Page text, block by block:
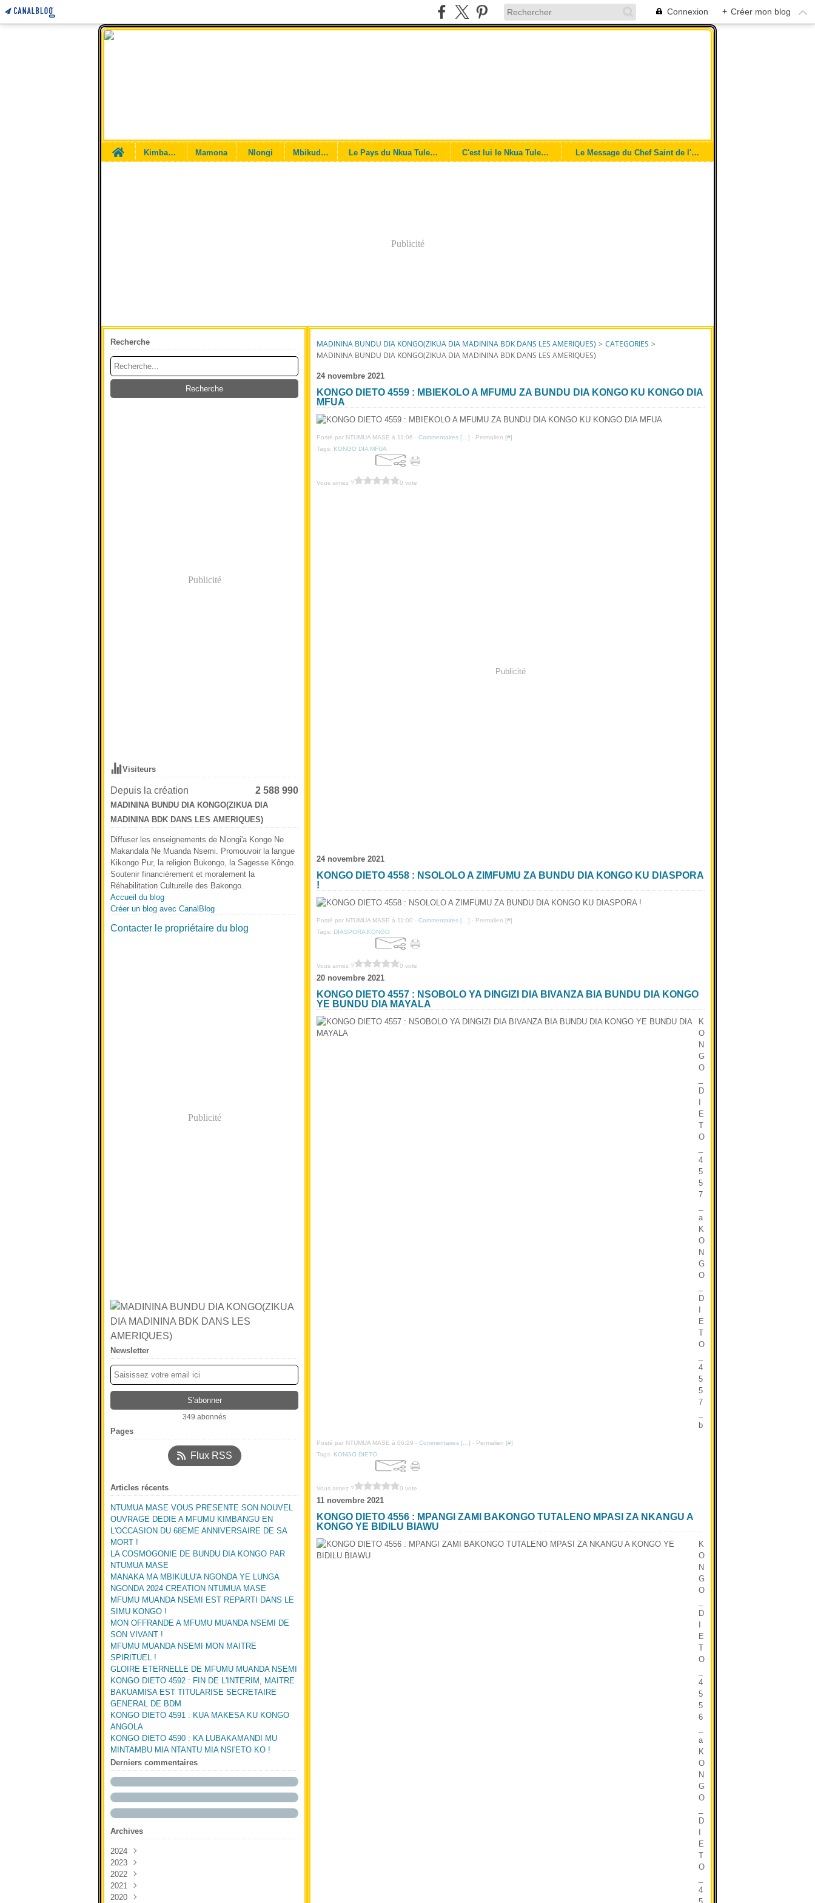
Connexion + Créer mon blog
Home
Kimbangu Mamona Nlongi Mbikudulu Le Pays du Nkua Tulendo ! C'est lui le Nkua Tulendo ! Le Message du Chef Saint de l'Afrique Centrale
Publicité
Recherche
Publicité
Visiteurs
Depuis la création 2 588 990
MADININA BUNDU DIA KONGO(ZIKUA DIA
MADININA BDK DANS LES AMERIQUES)
Diffuser les enseignements de Nlongi'a Kongo Ne
Makandala Ne Muanda Nsemi. Promouvoir la langue
Kikongo Pur, la religion Bukongo, la Sagesse Kôngo.
Soutenir financièrement et moralement la
Réhabilitation Culturelle des Bakongo.
Accueil du blog
Créer un blog avec CanalBlog
Contacter le propriétaire du blog
Publicité
Newsletter
349 abonnés
Pages
Flux RSS
Articles récents
NTUMUA MASE VOUS PRESENTE SON NOUVEL
OUVRAGE DEDIE A MFUMU KIMBANGU EN
L'OCCASION DU 68EME ANNIVERSAIRE DE SA
MORT !
LA COSMOGONIE DE BUNDU DIA KONGO PAR
NTUMUA MASE
MANAKA MA MBIKULU'A NGONDA YE LUNGA
NGONDA 2024 CREATION NTUMUA MASE
MFUMU MUANDA NSEMI EST REPARTI DANS LE
SIMU KONGO !
MON OFFRANDE A MFUMU MUANDA NSEMI DE
SON VIVANT !
MFUMU MUANDA NSEMI MON MAITRE
SPIRITUEL !
GLOIRE ETERNELLE DE MFUMU MUANDA NSEMI
KONGO DIETO 4592 : FIN DE L'INTERIM, MAITRE
BAKUAMISA EST TITULARISE SECRETAIRE
GENERAL DE BDM
KONGO DIETO 4591 : KUA MAKESA KU KONGO
ANGOLA
KONGO DIETO 4590 : KA LUBAKAMANDI MU
MINTAMBU MIA NTANTU MIA NSI'ETO KO !
Derniers commentaires
Archives
2024
Janvier
2023
Octobre
Juin
Mai(2)
2022
Décembre
Novembre
2021
Décembre
2020
MADININA BUNDU DIA KONGO(ZIKUA DIA MADININA BDK DANS LES AMERIQUES) > CATEGORIES >
MADININA BUNDU DIA KONGO(ZIKUA DIA MADININA BDK DANS LES AMERIQUES)
24 novembre 2021
KONGO DIETO 4559 : MBIEKOLO A MFUMU ZA BUNDU DIA KONGO KU KONGO DIA
MFUA
Posté par NTUMUA MASE à 11:06 - Commentaires [ ] - Permalien [#]
Tags: KONGO DIA MFUA
Vous aimez ? 0 vote
Publicité
24 novembre 2021
KONGO DIETO 4558 : NSOLOLO A ZIMFUMU ZA BUNDU DIA KONGO KU DIASPORA
!
Posté par NTUMUA MASE à 11:00 - Commentaires [ ] - Permalien [#]
Tags: DIASPORA KONGO
Vous aimez ? 0 vote
20 novembre 2021
KONGO DIETO 4557 : NSOBOLO YA DINGIZI DIA BIVANZA BIA BUNDU DIA KONGO
YE BUNDU DIA MAYALA
K
O
N
G
O
D
E
T
O
4
5
5
7
a
K
O
N
G
O
D
E
T
O
4
5
5
7
b
Posté par NTUMUA MASE à 06:29 - Commentaires [ ] - Permalien [#]
Tags: KONGO DIETO
Vous aimez ? 0 vote
11 novembre 2021
KONGO DIETO 4556 : MPANGI ZAMI BAKONGO TUTALENO MPASI ZA NKANGU A
KONGO YE BIDILU BIAWU
K
O
N
G
O
D
E
T
O
4
5
5
6
a
K
O
N
G
O
D
E
T
O
4